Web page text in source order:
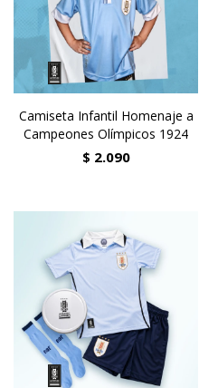
Camiseta Infantil Homenaje a
Campeones Olímpicos 1924
$ 2.090